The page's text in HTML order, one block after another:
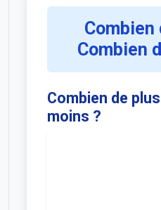
Combien
Combien
Combien de
moins ?